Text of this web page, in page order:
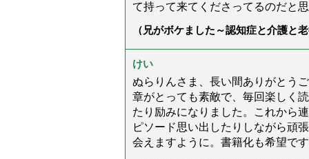
て持って来てくださってるのだと
（兄がボケました～認知症と介護と
けい
ぬらりんさま、長い間ありがとう
章がとっても素敵で、毎回楽しく
たり励みになりました。これから
ピソード思い出したりしながら頑
会えますように。書籍化も希望で